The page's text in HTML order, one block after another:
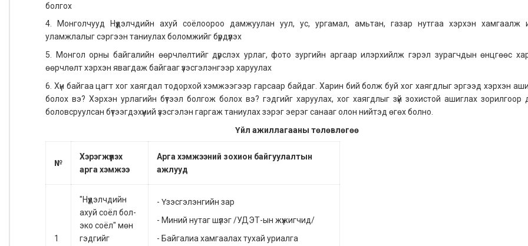
болгох
4. Монголчууд Нүүдэлчдийн ахуй соёлоороо дамжуулан уул, ус, ургамал, амьтан, газар нутгаа хэрхэн хамгаалж
уламжлалыг сэргээн таниулах боломжийг бүрдүүлэх
5. Монгол орны байгалийн өөрчлөлтийг дүрслэх урлаг, фото зургийн аргаар илэрхийлж гэрэл зурагчдын өнцгөөс
өөрчлөлт хэрхэн явагдаж байгааг үзэсгэлэнгээр харуулах
6. Хүн байгаа цагт хог хаягдал тодорхой хэмжээгээр гарсаар байдаг. Харин бий болж буй хог хаягдлыг эргээд хэрхэн
болох вэ? Хэрхэн урлагийн бүтээл болгож болох вэ? гэдгийг харуулах, хог хаягдлыг зүй зохистой ашиглах зорилгоор
боловсруулсан бүтээгдэхүүний үзэсгэлэн гаргаж таниулах зэрэг эерэг санааг олон нийтэд өгөх болно.
Үйл ажиллагааны төлөвлөгөө
№
Хэрэгжүүлэх
арга хэмжээ
Арга хэмжээний зохион байгуулалтын
ажлууд
1
"Нүүдэлчдийн
ахуй соёл бол-
эко соёл" мөн
гэдгийг
- Үзэсгэлэнгийн зар
- Миний нутаг шүлэг /УДЭТ-ын жүжигчид/
- Байгалиа хамгаалах тухай уриалга